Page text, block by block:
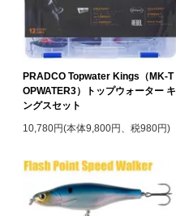
PRADCO Topwater Kings（MK-T
OPWATER3）トップウォーター キ
ングスセット
10,780円(本体9,800円、税980円)